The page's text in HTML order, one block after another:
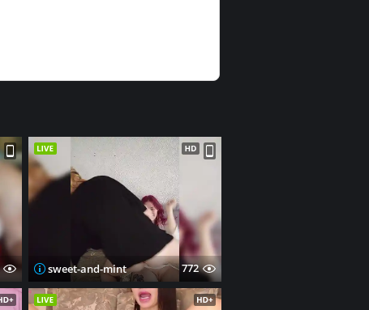
sweet-and-mint 772